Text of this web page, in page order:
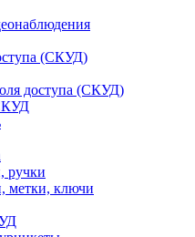
(СКУД)
доступа (СКУД)
ручки
метки, ключи